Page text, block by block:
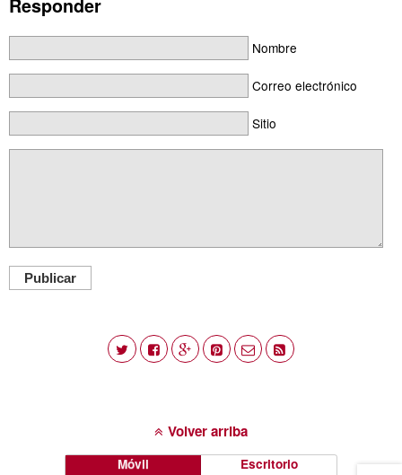
Responder
Nombre
Correo electrónico
Sitio
Publicar
Volver arriba
Móvil Escritorio